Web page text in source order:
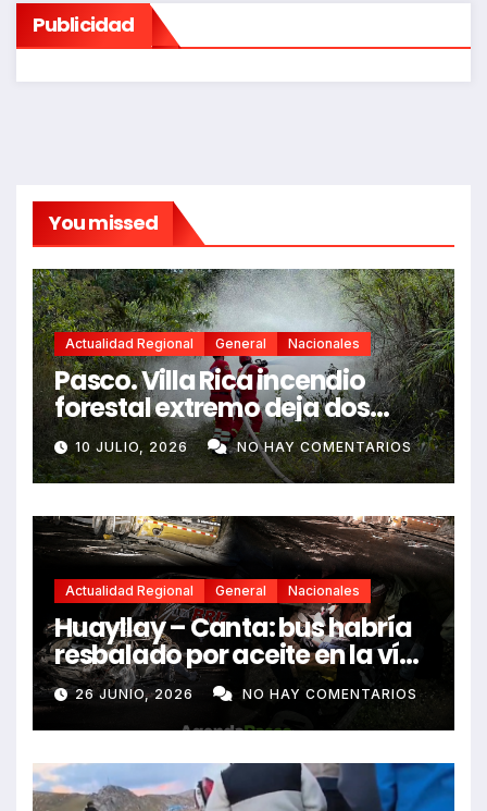
Publicidad
You missed
Actualidad Regional General Nacionales
Pasco. Villa Rica incendio
forestal extremo deja dos
fallecidos y heridos
10 JULIO, 2026 NO HAY COMENTARIOS
Actualidad Regional General Nacionales
Huayllay – Canta: bus habría
resbalado por aceite en la vía
e impactó auto siniestrado
dejando dos fallecidos
26 JUNIO, 2026 NO HAY COMENTARIOS